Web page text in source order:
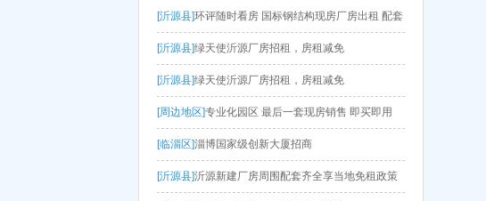
[沂源县]环评随时看房 国标钢结构现房厂房出租 配套
齐全
[沂源县]绿天使沂源厂房招租，房租减免
[沂源县]绿天使沂源厂房招租，房租减免
[周边地区]专业化园区 最后一套现房销售 即买即用
[临淄区]淄博国家级创新大厦招商
[沂源县]沂源新建厂房周围配套齐全享当地免租政策